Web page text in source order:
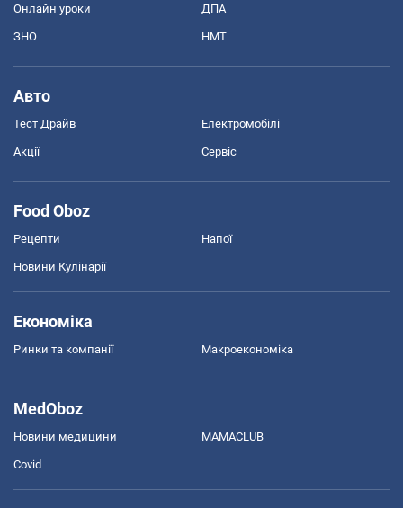
Онлайн уроки ДПА
ЗНО НМТ
Авто
Тест Драйв Електромобілі
Акції Сервіс
Food Oboz
Рецепти Напої
Новини Кулінарії
Економіка
Ринки та компанії Макроекономіка
MedOboz
Новини медицини MAMACLUB
Covid